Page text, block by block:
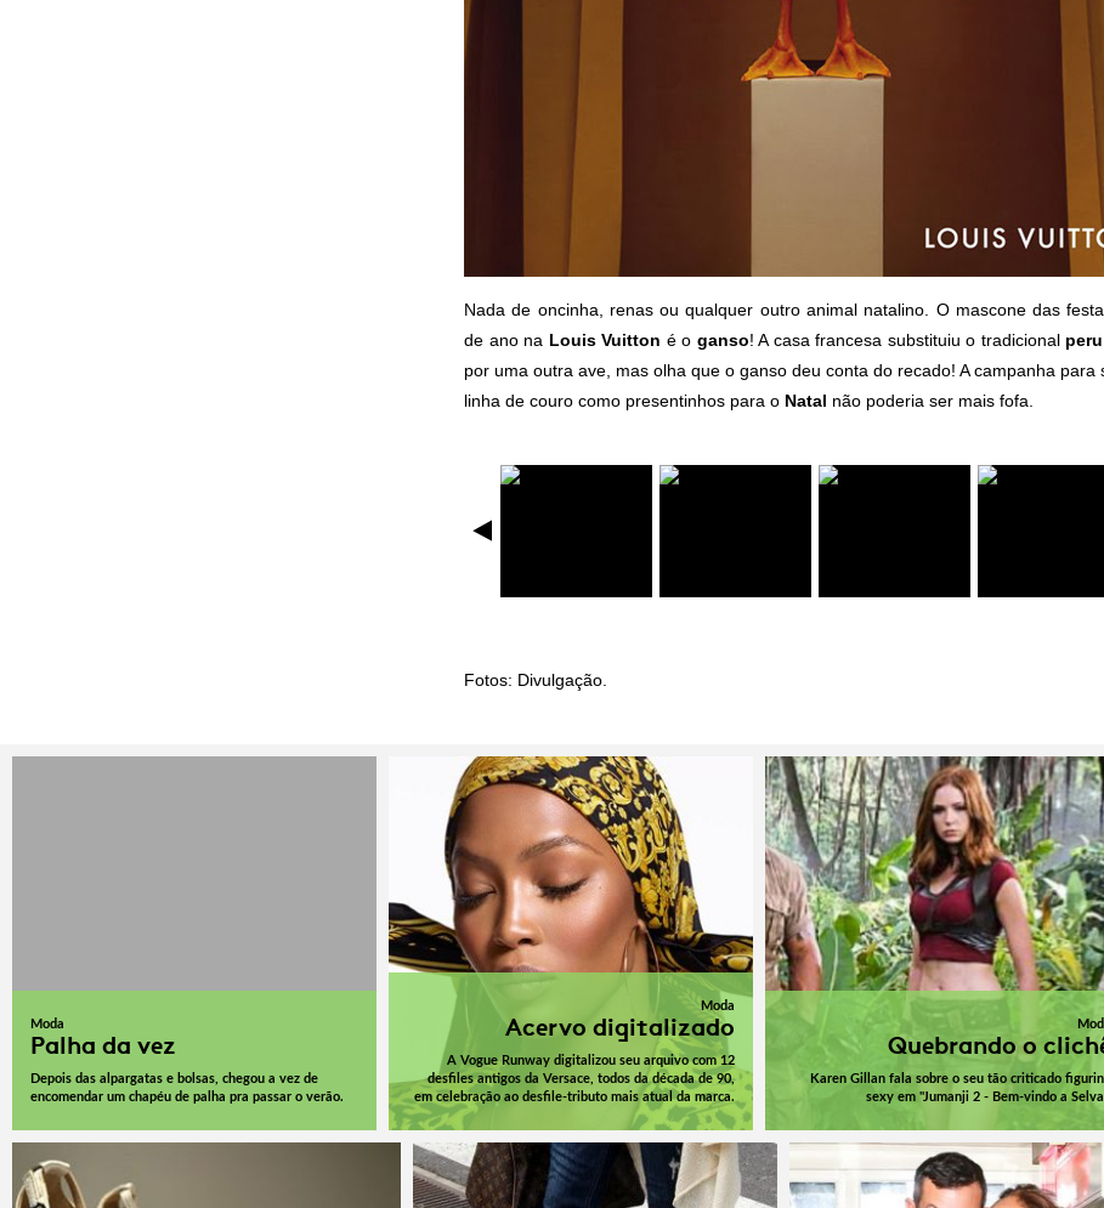
Nada de oncinha , renas ou qualquer outro animal natalino. O mascone das
de ano na Louis Vuitton é o ganso! A casa francesa substituiu o tradicional
por uma outra ave, mas olha que o ganso deu conta do recado! A campanha para
linha de couro como presentinhos para o Natal não poderia ser mais fofa.
Fotos: Divulgação.
Moda
Palha da vez
Depois das alpargatas e bolsas, chegou a vez de
encomendar um chapéu de palha pra passar o verão.
Moda
Acervo digitalizado
A Vogue Runway digitalizou seu arquivo com 12
desfiles antigos da Versace, todos da década de 90,
em celebração ao desfile-tributo mais atual da marca.
Quebrando o
Karen Gillan fala sobre o seu tão criticado
sexy em "Jumanji 2 - Bem-vindo a